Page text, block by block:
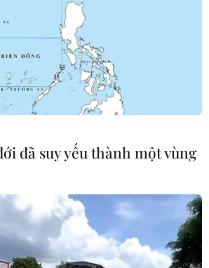
đã suy yếu thành một vùng